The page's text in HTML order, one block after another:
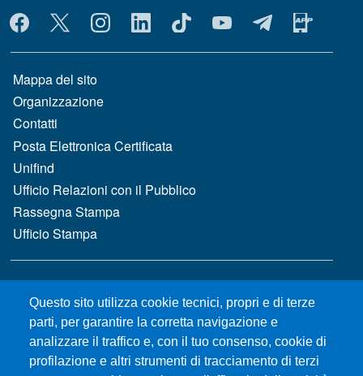
Questo sito utilizza cookie tecnici, propri e di terze
parti, per garantire la corretta navigazione e
analizzare il traffico e, con il tuo consenso, cookie di
profilazione e altri strumenti di tracciamento di terzi
MENÙ SOCIAL
MENÙ FOOTER 1
Mappa del sito
Organizzazione
Contatti
Posta Elettronica Certificata
Unifind
Ufficio Relazioni con il Pubblico
Rassegna Stampa
Ufficio Stampa
MENÙ FOOTER 2
Gare d'appalto
Albo online
CIAM - Servizi Informatici